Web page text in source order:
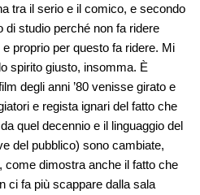
tra il serio e il comico, e secondo
studio perché non fa ridere
proprio per questo fa ridere. Mi
spirito giusto, insomma. È
degli anni ’80 venisse girato e
e regista ignari del fatto che
quel decennio e il linguaggio del
del pubblico) sono cambiate,
come dimostra anche il fatto che
ci fa più scappare dalla sala